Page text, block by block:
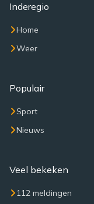
Inderegio
Home
Weer
Populair
Sport
Nieuws
Veel bekeken
112 meldingen